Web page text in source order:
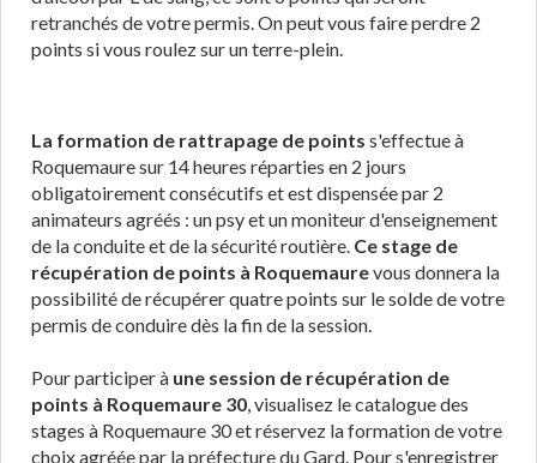
retranchés de votre permis. On peut vous faire perdre 2
points si vous roulez sur un terre-plein.
La formation de rattrapage de points s'effectue à
Roquemaure sur 14 heures réparties en 2 jours
obligatoirement consécutifs et est dispensée par 2
animateurs agréés : un psy et un moniteur d'enseignement
de la conduite et de la sécurité routière. Ce stage de
récupération de points à Roquemaurevous donnera la
possibilité de récupérer quatre points sur le solde de votre
permis de conduire dès la fin de la session.
Pour participer à une session de récupération de
points à Roquemaure 30, visualisez le catalogue des
stages à Roquemaure 30 et réservez la formation de votre
choix agréée par la préfecture du Gard. Pour s'enregistrer